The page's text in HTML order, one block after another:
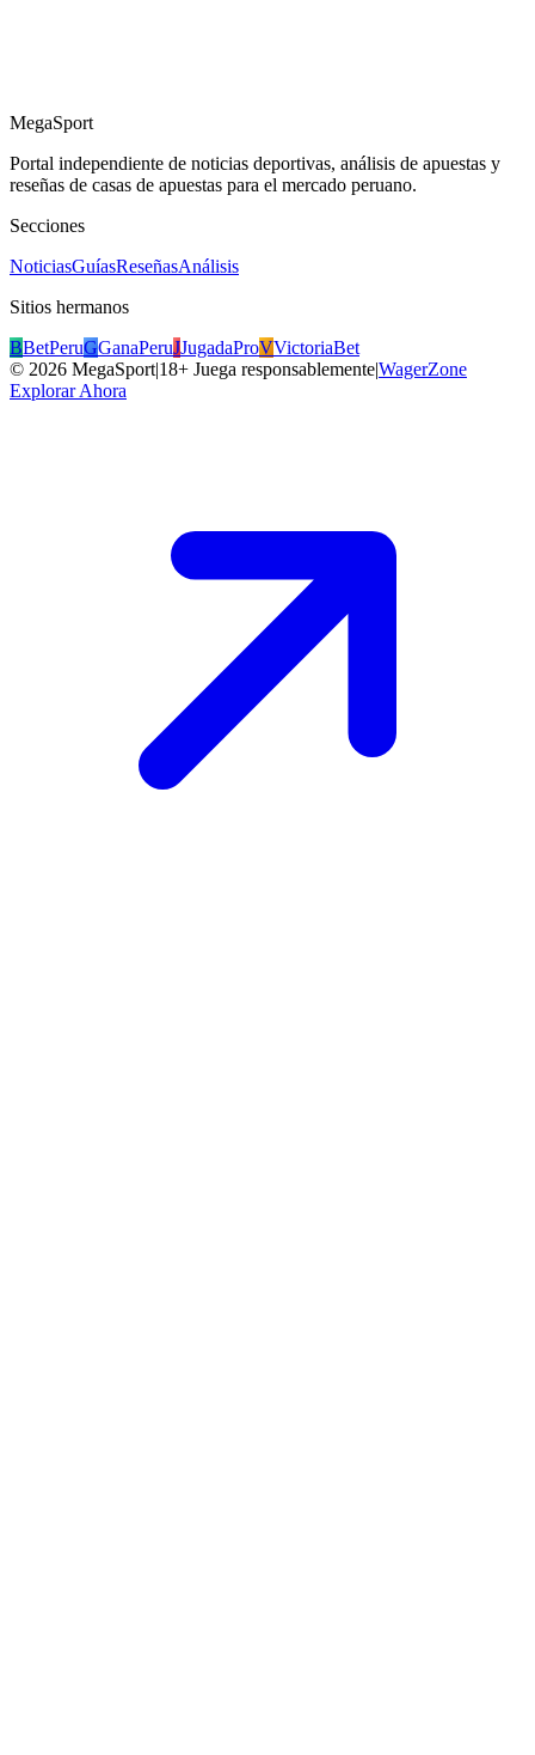
MegaSport
Portal independiente de noticias deportivas, análisis de apuestas y
reseñas de casas de apuestas para el mercado peruano.
Secciones
NoticiasGuíasReseñasAnálisis
Sitios hermanos
BBetPeruGGanaPeruJJugadaProVVictoriaBet
© 2026 MegaSport|18+ Juega responsablemente|WagerZone
Explorar Ahora